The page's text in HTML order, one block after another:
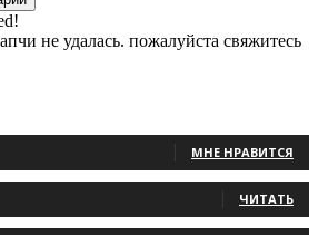
не удалась. пожалуйста свяжитесь
МНЕ НРАВИТСЯ
ЧИТАТЬ